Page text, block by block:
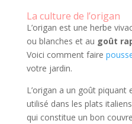
La culture de l’origan
L’origan est une herbe
ou blanches et au goût
Voici comment faire
votre jardin.
L’origan a un goût
utilisé dans les plats
qui constitue un bon